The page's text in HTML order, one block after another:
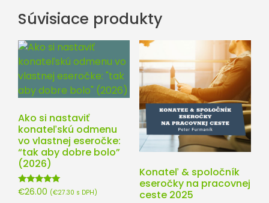
Súvisiace produkty
Ako si nastaviť
konateľskú odmenu
vo vlastnej eseročke:
“tak aby dobre bolo”
(2026)
Hodnotenie
€26.00 (€27.30 s DPH)
Konateľ & spoločník
eseročky na pracovnej
ceste 2025